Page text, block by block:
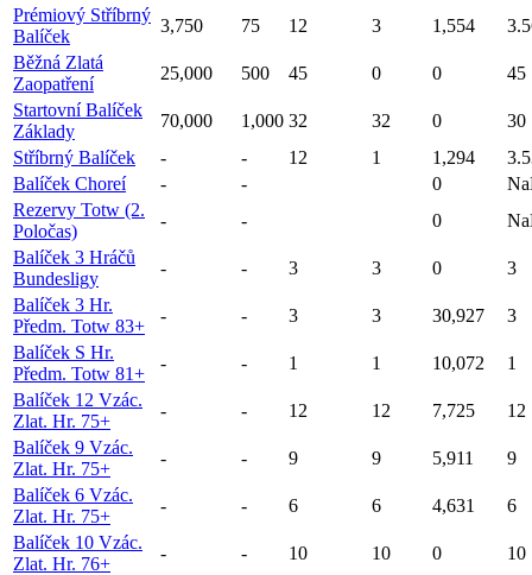
Prémiový Stříbrný
Balíček
3,750 75 12 3 1,554
Běžná Zlatá
Zaopatření
25,000 500 45 0 0
45
Startovní Balíček
Základy
70,000 1,000 32 32 0
30
Stříbrný Balíček
- - 12 1 1,294
Balíček Choreí
- - 0
Rezervy Totw (2.
Poločas)
- - 0
Balíček 3 Hráčů
Bundesligy
- - 3 3 0
3
Balíček 3 Hr.
Předm. Totw 83+
- - 3 3 30,927
3
Balíček S Hr.
Předm. Totw 81+
- - 1 1 10,072
1
Balíček 12 Vzác.
Zlat. Hr. 75+
- - 12 12 7,725
12
Balíček 9 Vzác.
Zlat. Hr. 75+
- - 9 9 5,911
9
Balíček 6 Vzác.
Zlat. Hr. 75+
- - 6 6 4,631
6
Balíček 10 Vzác.
Zlat. Hr. 76+
- - 10 10 0
10